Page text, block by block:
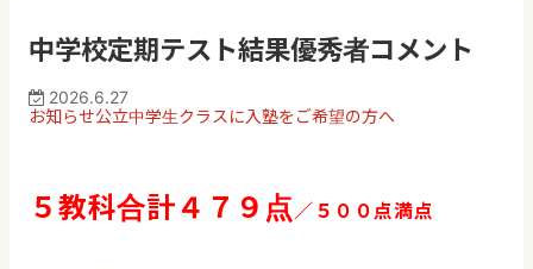
中学校定期テスト結果優秀者コメント
2026.6.27
お知らせ公立中学生クラスに入塾をご希望の方へ
５教科合計４７９点／５００点満点